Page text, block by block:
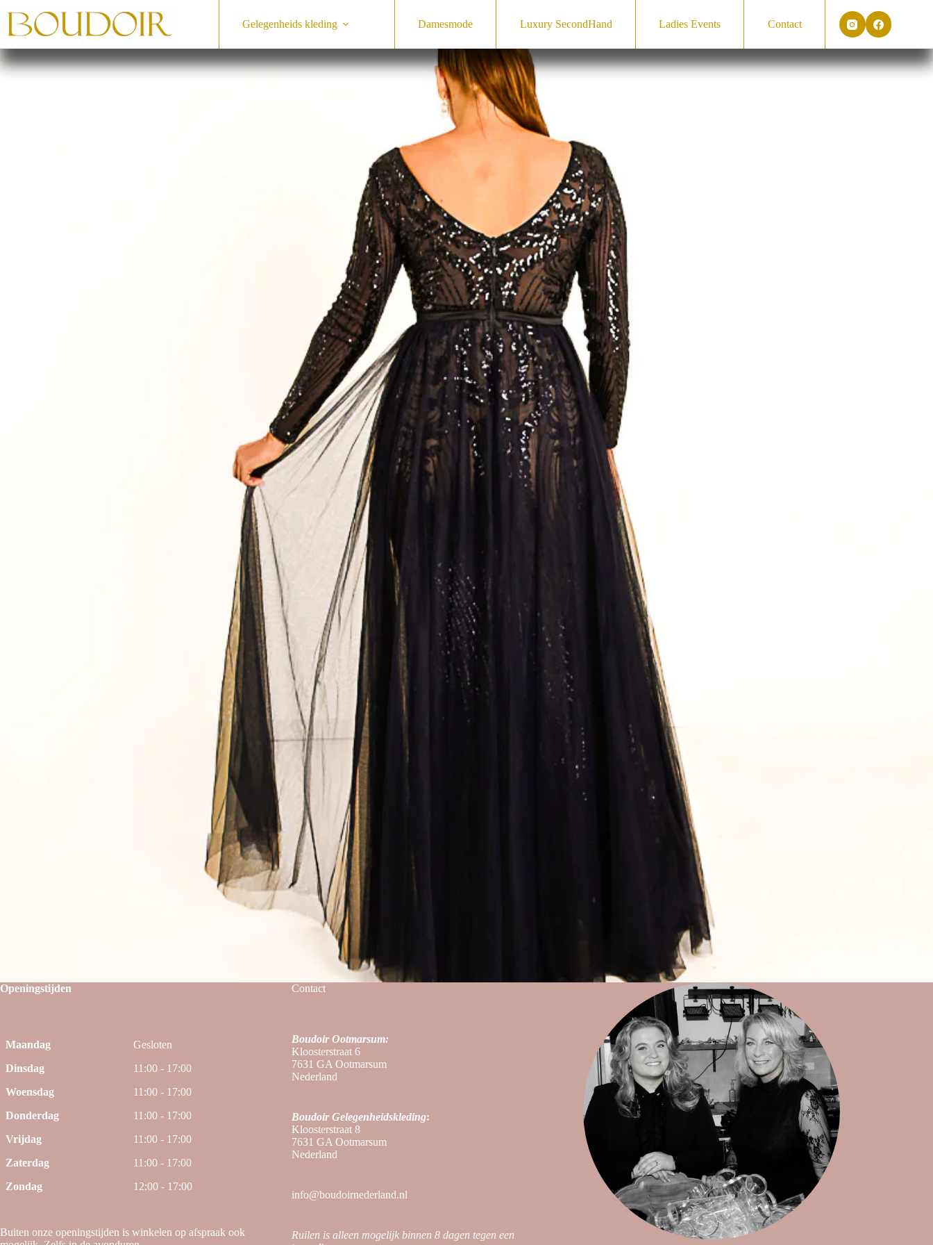
naar
Gelegenheids­ kleding Damesmode Luxury SecondHand Ladies Events Contact
Openingstijden
Maandag
Gesloten
Dinsdag
11:00 - 17:00
Woensdag
11:00 - 17:00
Donderdag
11:00 - 17:00
Vrijdag
11:00 - 17:00
Zaterdag
11:00 - 17:00
Zondag
12:00 - 17:00
Buiten onze openingstijden is winkelen op afspraak ook
Contact
Boudoir Ootmarsum:
Kloosterstraat 6
7631 GA Ootmarsum
Nederland
Boudoir Gelegenheidskleding:
Kloosterstraat 8
7631 GA Ootmarsum
Nederland
info@boudoirnederland.nl
Ruilen is alleen mogelijk binnen 8 dagen tegen een